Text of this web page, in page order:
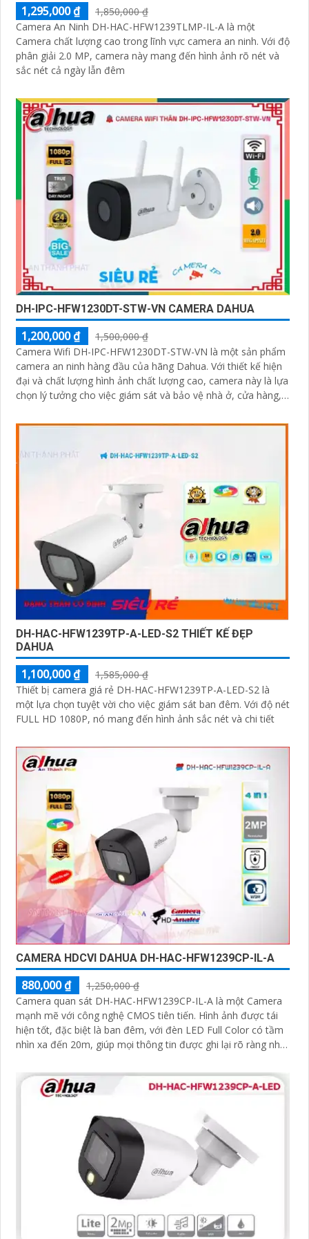
1,295,000 ₫
1,850,000 ₫
Camera An Ninh DH-HAC-HFW1239TLMP-IL-A là một
Camera chất lượng cao trong lĩnh vực camera an ninh. Với độ
phân giải 2.0 MP, camera này mang đến hình ảnh rõ nét và
sắc nét cả ngày lẫn đêm
DH-IPC-HFW1230DT-STW-VN CAMERA DAHUA
1,200,000 ₫
1,500,000 ₫
Camera Wifi DH-IPC-HFW1230DT-STW-VN là một sản phẩm
camera an ninh hàng đầu của hãng Dahua. Với thiết kế hiện
đại và chất lượng hình ảnh chất lượng cao, camera này là lựa
chọn lý tưởng cho việc giám sát và bảo vệ nhà ở, cửa hàng,
DH-HAC-HFW1239TP-A-LED-S2 THIẾT KẾ ĐẸP
DAHUA
1,100,000 ₫
1,585,000 ₫
Thiết bị camera giá rẻ DH-HAC-HFW1239TP-A-LED-S2 là
một lựa chọn tuyệt vời cho việc giám sát ban đêm. Với độ nét
FULL HD 1080P, nó mang đến hình ảnh sắc nét và chi tiết
CAMERA HDCVI DAHUA DH-HAC-HFW1239CP-IL-A
880,000 ₫
1,250,000 ₫
Camera quan sát DH-HAC-HFW1239CP-IL-A là một Camera
mạnh mẽ với công nghệ CMOS tiên tiến. Hình ảnh được tái
hiện tốt, đặc biệt là ban đêm, với đèn LED Full Color có tầm
nhìn xa đến 20m, giúp mọi thông tin được ghi lại rõ ràng như